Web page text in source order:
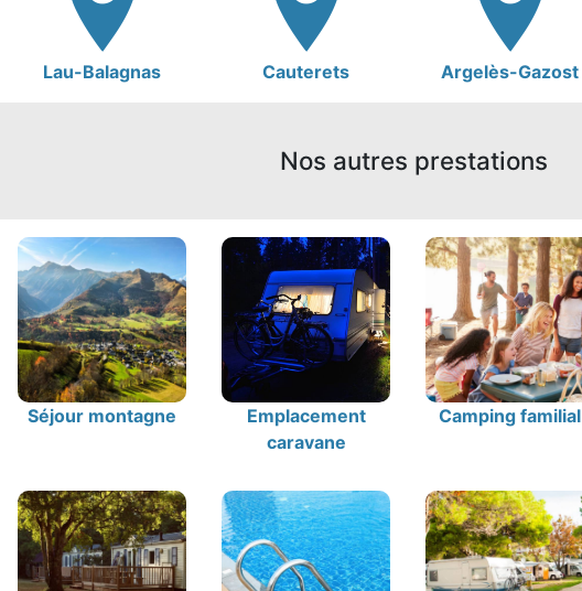
Lau-Balagnas Cauterets Argelès-Gazost
Nos autres prestations
Séjour montagne
Emplacement
caravane
Camping familial